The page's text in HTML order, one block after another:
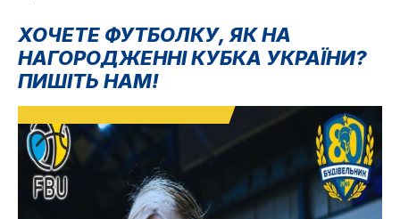
ХОЧЕТЕ ФУТБОЛКУ, ЯК НА
НАГОРОДЖЕННІ КУБКА УКРАЇНИ?
ПИШІТЬ НАМ!